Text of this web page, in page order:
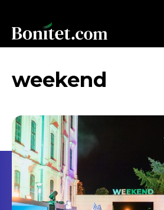
weekend